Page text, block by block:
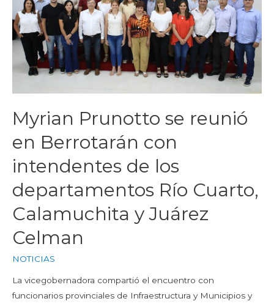
Myrian Prunotto se reunió
en Berrotarán con
intendentes de los
departamentos Río Cuarto,
Calamuchita y Juárez
Celman
NOTICIAS
La vicegobernadora compartió el encuentro con
funcionarios provinciales de Infraestructura y Municipios y